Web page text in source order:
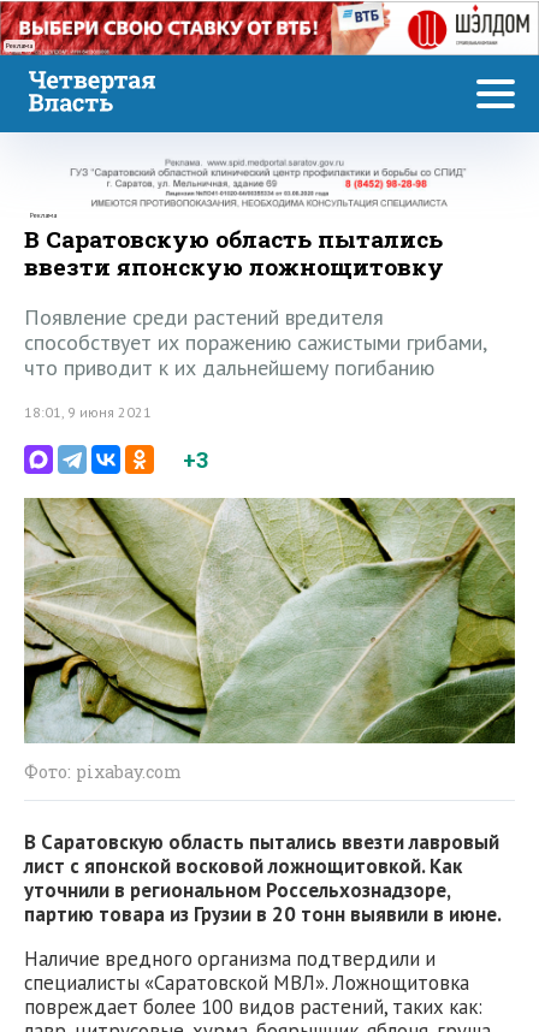
Реклама
Реклама
В Саратовскую область пытались
ввезти японскую ложнощитовку
Появление среди растений вредителя
способствует их поражению сажистыми грибами,
что приводит к их дальнейшему погибанию
18:01, 9 июня 2021
+3
Фото: pixabay.com
В Саратовскую область пытались ввезти лавровый
лист с японской восковой ложнощитовкой. Как
уточнили в региональном Россельхознадзоре,
партию товара из Грузии в 20 тонн выявили в июне.
Наличие вредного организма подтвердили и
специалисты «Саратовской МВЛ». Ложнощитовка
повреждает более 100 видов растений, таких как: